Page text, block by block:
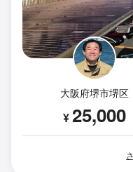
大阪府堺市堺区
¥25,000